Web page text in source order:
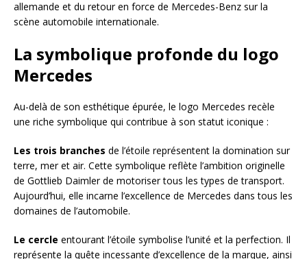
allemande et du retour en force de Mercedes-Benz sur la
scène automobile internationale.
La symbolique profonde du logo
Mercedes
Au-delà de son esthétique épurée, le logo Mercedes recèle
une riche symbolique qui contribue à son statut iconique :
Les trois branches de l’étoile représentent la domination sur
terre, mer et air. Cette symbolique reflète l’ambition originelle
de Gottlieb Daimler de motoriser tous les types de transport.
Aujourd’hui, elle incarne l’excellence de Mercedes dans tous les
domaines de l’automobile.
Le cercle entourant l’étoile symbolise l’unité et la perfection. Il
représente la quête incessante d’excellence de la marque, ainsi